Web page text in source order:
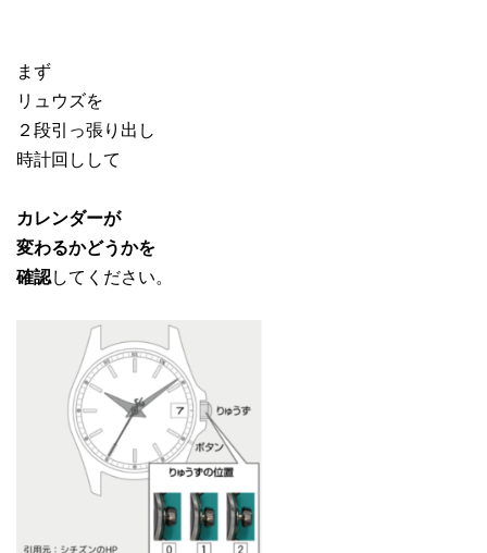
まず
リュウズを
２段引っ張り出し
時計回しして
カレンダーが
変わるかどうかを
確認してください。